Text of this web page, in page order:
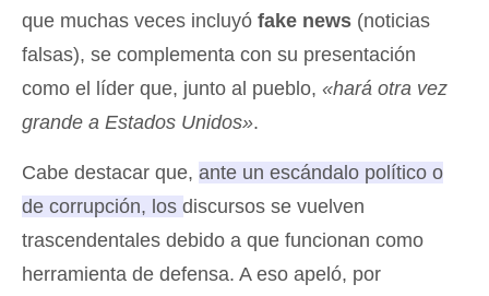
que muchas veces incluyó fake news (noticias
falsas), se complementa con su presentación
como el líder que, junto al pueblo, «hará otra vez
grande a Estados Unidos».
Cabe destacar que, ante un escándalo político o
de corrupción, los discursos se vuelven
trascendentales debido a que funcionan como
herramienta de defensa. A eso apeló, por